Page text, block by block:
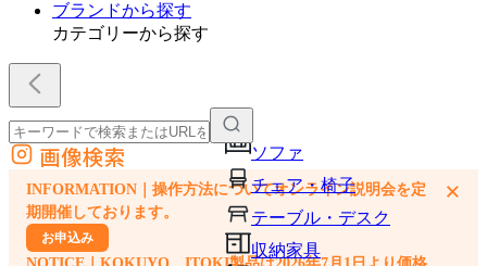
ブランドから探す
カテゴリーから探す
ソファ
チェア・椅子
テーブル・デスク
収納家具
外部サイトの商品をカートに追加
他のサイトで見つけた商品ページのURLを貼り付けて、カートに追加できます
画像検索
INFORMATION｜操作方法についてオンライン説明会を定
期開催しております。
お申込み
×